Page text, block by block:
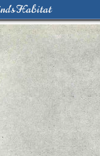
Habitat